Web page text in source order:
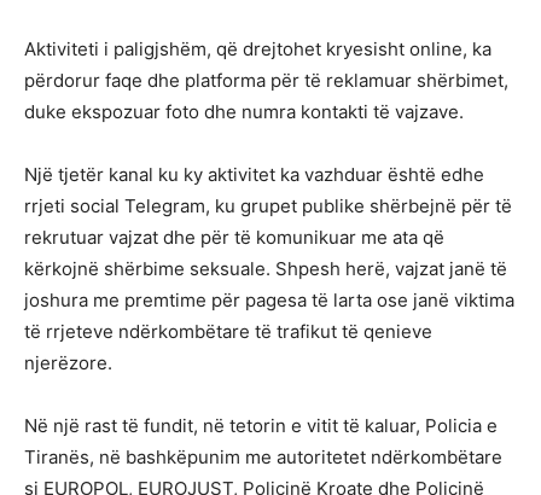
Aktiviteti i paligjshëm, që drejtohet kryesisht online, ka
përdorur faqe dhe platforma për të reklamuar shërbimet,
duke ekspozuar foto dhe numra kontakti të vajzave.
Një tjetër kanal ku ky aktivitet ka vazhduar është edhe
rrjeti social Telegram, ku grupet publike shërbejnë për të
rekrutuar vajzat dhe për të komunikuar me ata që
kërkojnë shërbime seksuale. Shpesh herë, vajzat janë të
joshura me premtime për pagesa të larta ose janë viktima
të rrjeteve ndërkombëtare të trafikut të qenieve
njerëzore.
Në një rast të fundit, në tetorin e vitit të kaluar, Policia e
Tiranës, në bashkëpunim me autoritetet ndërkombëtare
si EUROPOL, EUROJUST, Policinë Kroate dhe Policinë